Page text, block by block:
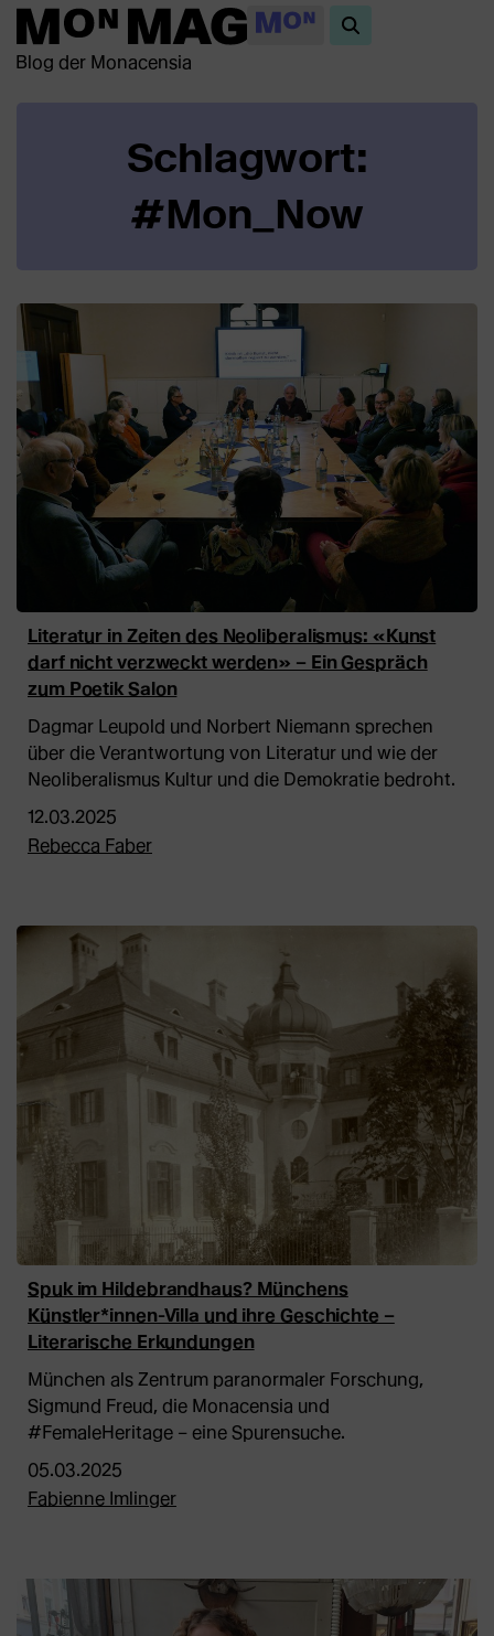
Blog der Monacensia
Schlagwort:
#Mon_Now
Beiträge
in
dieser
Kategorie
Literatur in Zeiten des Neoliberalismus: «Kunst
darf nicht verzweckt werden» – Ein Gespräch
zum Poetik Salon
Dagmar Leupold und Norbert Niemann sprechen
über die Verantwortung von Literatur und wie der
Neoliberalismus Kultur und die Demokratie bedroht.
12.03.2025
Rebecca Faber
Spuk im Hildebrandhaus? Münchens
Künstler*innen-Villa und ihre Geschichte –
Literarische Erkundungen
München als Zentrum paranormaler Forschung,
Sigmund Freud, die Monacensia und
#FemaleHeritage – eine Spurensuche.
05.03.2025
Fabienne Imlinger